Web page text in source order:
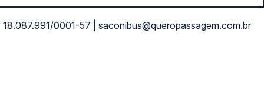
0001-57 | saconibus@queropassagem.com.br